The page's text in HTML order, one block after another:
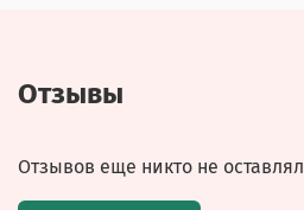
Отзывы
Отзывов еще никто не оставлял